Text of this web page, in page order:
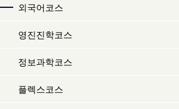
외국어코스
영진진학코스
정보과학코스
플렉스코스